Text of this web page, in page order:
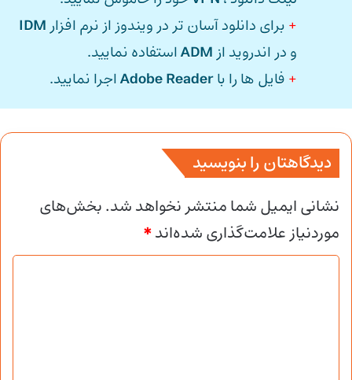
+ برای دانلود آسان تر در ویندوز از نرم افزار IDM
و در اندروید از ADMاستفاده نمایید.
+ فایل ها را باAdobe Readerاجرا نمایید.
دیدگاهتان را بنویسید
نشانی ایمیل شما منتشر نخواهد شد.بخش‌های
موردنیاز علامت‌گذاری شده‌اند*
د